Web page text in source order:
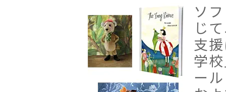
ソ
じ
支
学
ー